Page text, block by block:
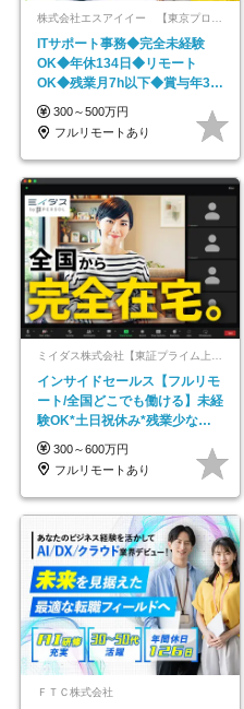
株式会社エスアイイー 【東京プロマーケット上場】
ITサポート事務◆完全未経験
OK◆年休134日◆リモート
OK◆残業月7h以下◆賞与年3回
◆5年目まで必ず昇給
300～500万円
フルリモートあり
インサイドセールス【フルリモ
ート/全国どこでも働ける】未経
験OK*土日祝休み*残業少なめ*
在宅勤務手当あり
300～600万円
フルリモートあり
ＦＴＣ株式会社